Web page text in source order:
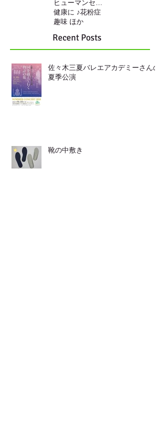
健康に ♪花粉症
趣味 ほか
Recent Posts
佐々木三夏バレエアカデミーさんの
夏季公演
靴の中敷き